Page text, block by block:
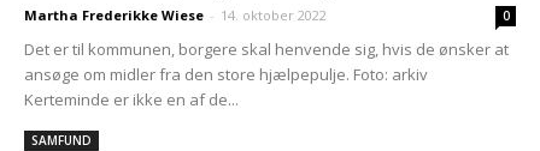
Martha Frederikke Wiese - 14. oktober 2022 0
Det er til kommunen, borgere skal henvende sig, hvis de ønsker at
ansøge om midler fra den store hjælpepulje. Foto: arkiv
Kerteminde er ikke en af de...
SAMFUND